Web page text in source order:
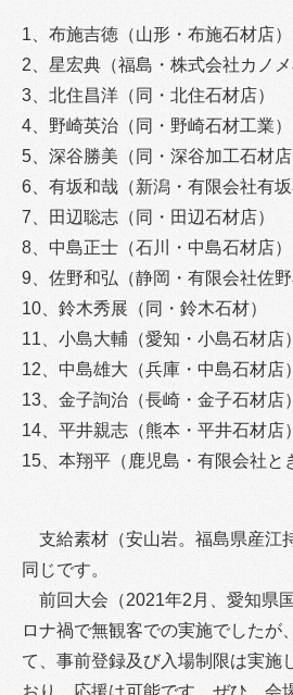
1、布施吉徳（山形・布施石材店）
2、星宏典（福島・株式会社カノメ
3、北住昌洋（同・北住石材店）
4、野崎英治（同・野崎石材工業）
5、深谷勝美（同・深谷加工石材店
6、有坂和哉（新潟・有限会社有坂
7、田辺聡志（同・田辺石材店）
8、中島正士（石川・中島石材店）
9、佐野和弘（静岡・有限会社佐野
10、鈴木秀展（同・鈴木石材）
11、小島大輔（愛知・小島石材店）
12、中島雄大（兵庫・中島石材店）
13、金子詢治（長崎・金子石材店）
14、平井親志（熊本・平井石材店）
15、本翔平（鹿児島・有限会社と
支給素材（安山岩。福島県産江
同じです。
前回大会（2021年2月、愛知県
ロナ禍で無観客での実施でしたが
て、事前登録及び入場制限は実施